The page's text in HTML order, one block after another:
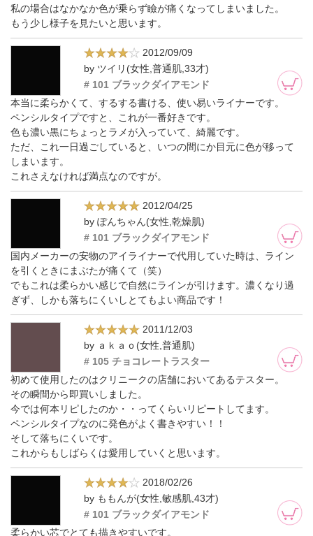
私の場合はなかなか色が乗らず瞼が痛くなってしまいました。
もう少し様子を見たいと思います。
2012/09/09
by ツイリ(女性,普通肌,33才)
# 101 ブラックダイアモンド
本当に柔らかくて、するする書ける、使い易いライナーです。
ペンシルタイプですと、これが一番好きです。
色も濃い黒にちょっとラメが入っていて、綺麗です。
ただ、これ一日過ごしていると、いつの間にか目元に色が移って
しまいます。
これさえなければ満点なのですが。
2012/04/25
by ぽんちゃん(女性,乾燥肌)
# 101 ブラックダイアモンド
国内メーカーの安物のアイライナーで代用していた時は、ライン
を引くときにまぶたが痛くて（笑）
でもこれは柔らかい感じで自然にラインが引けます。濃くなり過
ぎず、しかも落ちにくいしとてもよい商品です！
2011/12/03
by ａｋａｏ(女性,普通肌)
# 105 チョコレートラスター
初めて使用したのはクリニークの店舗においてあるテスター。
その瞬間から即買いしました。
今では何本リピしたのか・・ってくらいリピートしてます。
ペンシルタイプなのに発色がよく書きやすい！！
そして落ちにくいです。
これからもしばらくは愛用していくと思います。
2018/02/26
by ももんが(女性,敏感肌,43才)
# 101 ブラックダイアモンド
柔らかい芯でとても描きやすいです。